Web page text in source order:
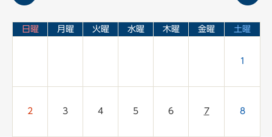
日曜 月曜 火曜 水曜 木曜 金曜 土曜
1
2 3 4 5 6 7 8